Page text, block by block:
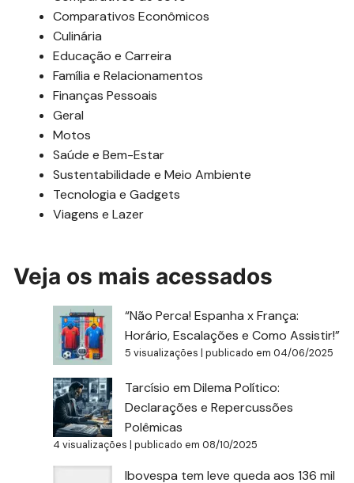
Comparativos Econômicos
Culinária
Educação e Carreira
Família e Relacionamentos
Finanças Pessoais
Geral
Motos
Saúde e Bem-Estar
Sustentabilidade e Meio Ambiente
Tecnologia e Gadgets
Viagens e Lazer
Veja os mais acessados
“Não Perca! Espanha x França:
Horário, Escalações e Como Assistir!”
5 visualizações |publicado em 04/06/2025
Tarcísio em Dilema Político:
Declarações e Repercussões
Polêmicas
4 visualizações |publicado em 08/10/2025
Ibovespa tem leve queda aos 136 mil